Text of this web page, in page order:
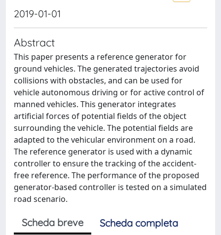
2019-01-01
Abstract
This paper presents a reference generator for
ground vehicles. The generated trajectories avoid
collisions with obstacles, and can be used for
vehicle autonomous driving or for active control of
manned vehicles. This generator integrates
artificial forces of potential fields of the object
surrounding the vehicle. The potential fields are
adapted to the vehicular environment on a road.
The reference generator is used with a dynamic
controller to ensure the tracking of the accident-
free reference. The performance of the proposed
generator-based controller is tested on a simulated
road scenario.
Scheda breve
Scheda completa